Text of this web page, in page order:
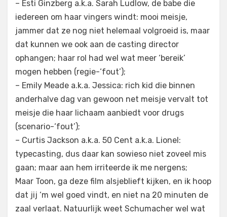
– Esti Ginzberg a.k.a. Sarah Ludlow, de babe die
iedereen om haar vingers windt: mooi meisje,
jammer dat ze nog niet helemaal volgroeid is, maar
dat kunnen we ook aan de casting director
ophangen; haar rol had wel wat meer ‘bereik’
mogen hebben (regie-‘fout’);
– Emily Meade a.k.a. Jessica: rich kid die binnen
anderhalve dag van gewoon net meisje vervalt tot
meisje die haar lichaam aanbiedt voor drugs
(scenario-‘fout’);
– Curtis Jackson a.k.a. 50 Cent a.k.a. Lionel:
typecasting, dus daar kan sowieso niet zoveel mis
gaan; maar aan hem irriteerde ik me nergens;
Maar Toon, ga deze film alsjeblieft kijken, en ik hoop
dat jij ‘m wel goed vindt, en niet na 20 minuten de
zaal verlaat. Natuurlijk weet Schumacher wel wat